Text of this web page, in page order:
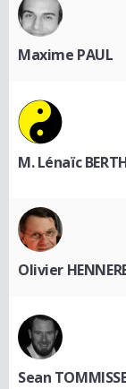
Maxime PAUL
M. Lénaïc
Olivier
Sean